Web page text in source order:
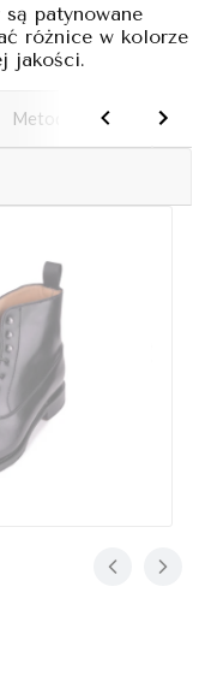
patynowane
różnice w kolorze
jakości.
Metoda szycia